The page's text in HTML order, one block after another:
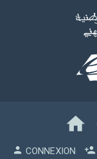
CONNEXION